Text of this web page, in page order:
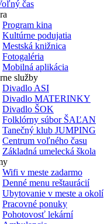
čas
Program kina
Kultúrne podujatia
Mestská knižnica
Fotogaléria
Mobilná aplikácia
služby
Divadlo ASI
Divadlo MATERINKY
Divadlo ŠOK
Folklórny súbor ŠAĽAN
Tanečný klub JUMPING
Centrum voľného času
Základná umelecká škola
Wifi v meste zadarmo
Denné menu reštaurácií
Ubytovanie v meste a okolí
Pracovné ponuky
Pohotovosť lekární